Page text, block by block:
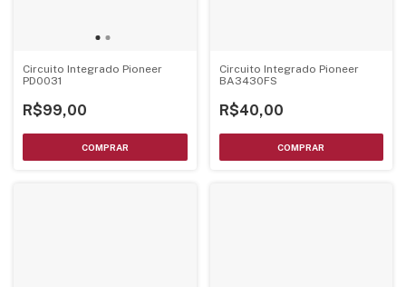
Circuito Integrado Pioneer
PD0031
R$99,00
Circuito Integrado Pioneer
BA3430FS
R$40,00